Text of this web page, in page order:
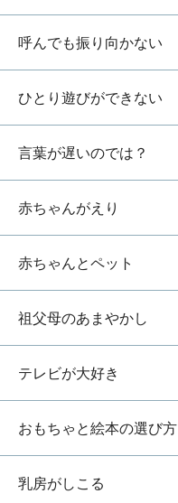
呼んでも振り向かない
ひとり遊びができない
言葉が遅いのでは？
赤ちゃんがえり
赤ちゃんとペット
祖父母のあまやかし
テレビが大好き
おもちゃと絵本の選び方
乳房がしこる